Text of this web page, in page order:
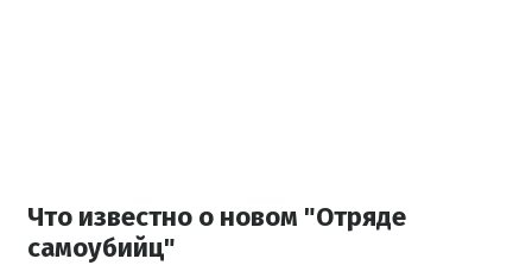
Что известно о новом "Отряде
самоубийц"